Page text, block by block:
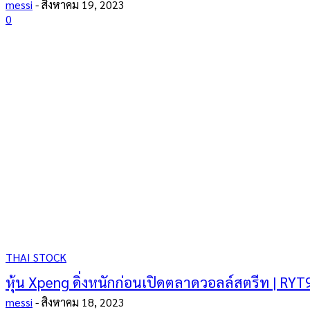
messi -สิงหาคม 19, 2023
0
THAI STOCK
หุ้น Xpeng ดิ่งหนักก่อนเปิดตลาดวอลล์สตรีท |
messi -สิงหาคม 18, 2023